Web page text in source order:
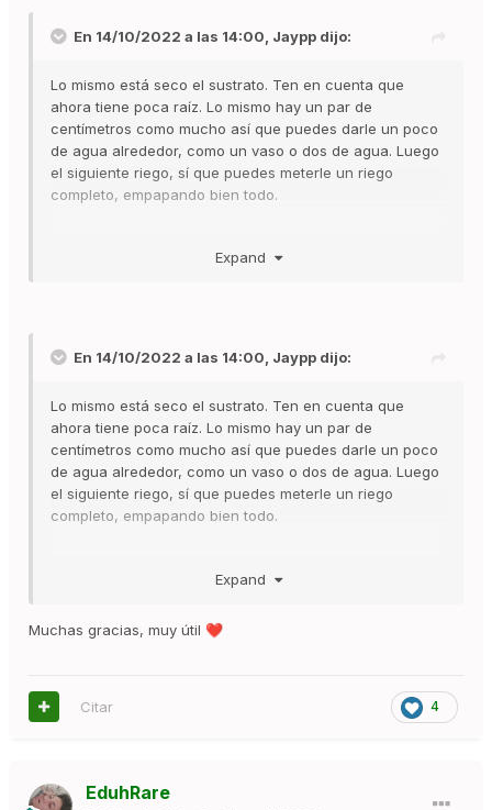
En 14/10/2022 a las 14:00, Jaypp dijo:
Lo mismo está seco el sustrato. Ten en cuenta que
ahora tiene poca raíz. Lo mismo hay un par de
centímetros como mucho así que puedes darle un poco
de agua alrededor, como un vaso o dos de agua. Luego
el siguiente riego, sí que puedes meterle un riego
completo, empapando bien todo.
Algo bueno también ahora, en esta etapa, es pillar un
no.
Es importante sopesar la maceta para conocer cuándo
está con agua y sin ella. Así sabrás cuando regar.
Igualmente, puedes meter el dedo y ver dónde está
húmedo.
Expand
En 14/10/2022 a las 14:00, Jaypp dijo:
Lo mismo está seco el sustrato. Ten en cuenta que
ahora tiene poca raíz. Lo mismo hay un par de
centímetros como mucho así que puedes darle un poco
de agua alrededor, como un vaso o dos de agua. Luego
el siguiente riego, sí que puedes meterle un riego
completo, empapando bien todo.
Algo bueno también ahora, en esta etapa, es pillar un
primeras capas y no encharcas, además que a veces se
húmedo.
Expand
Muchas gracias, muy útil ❤️
4
Citar
EduhRare